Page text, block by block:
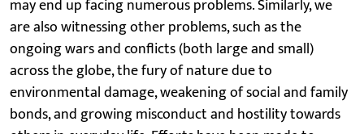
may end up facing numerous problems. Similarly, we
are also witnessing other problems, such as the
ongoing wars and conflicts (both large and small)
across the globe, the fury of nature due to
environmental damage, weakening of social and family
bonds, and growing misconduct and hostility towards